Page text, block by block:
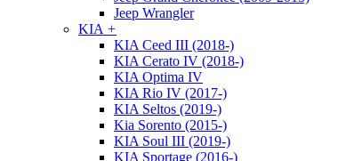
Jeep Wrangler
KIA +
KIA Ceed III (2018-)
KIA Cerato IV (2018-)
KIA Optima IV
KIA Rio IV (2017-)
KIA Seltos (2019-)
Kia Sorento (2015-)
KIA Soul III (2019-)
KIA Sportage (2016-)